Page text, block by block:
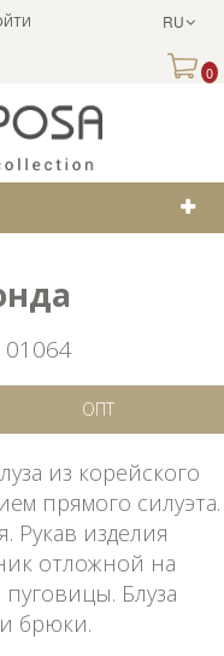
RU
0
ОПТ
из корейского
прямого силуэта.
Рукав изделия
отложной на
пуговицы. Блуза
брюки.